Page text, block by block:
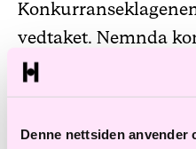
Denne nettsiden anvender
vedtaket. Nemnda
bøtelagte forlagenes
konkurransesensitiv